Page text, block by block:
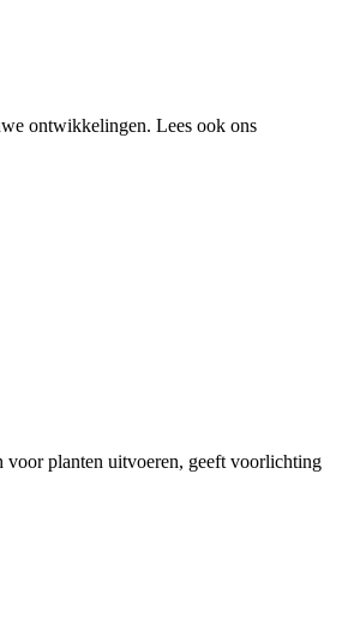
ontwikkelingen. Lees ook ons
planten uitvoeren, geeft voorlichting